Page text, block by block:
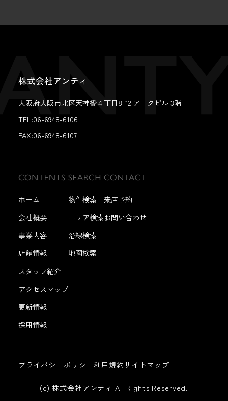
株式会社アンティ
大阪府大阪市北区天神橋４丁目8-12 アークビル 3階
TEL:06-6948-6106
FAX:06-6948-6107
ホーム
会社概要
事業内容
店舗情報
スタッフ紹介
アクセスマップ
更新情報
採用情報
物件検索
エリア検索
沿線検索
地図検索
来店予約
お問い合わせ
プライバシーポリシー利用規約サイトマップ
(c) 株式会社アンティ All Rights Reserved.